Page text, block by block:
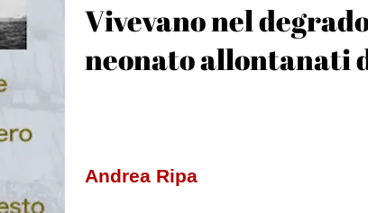
Vivevano nel
neonato allontanati
Andrea Ripa